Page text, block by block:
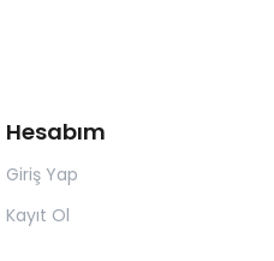
Hesabım
Giriş Yap
Kayıt Ol